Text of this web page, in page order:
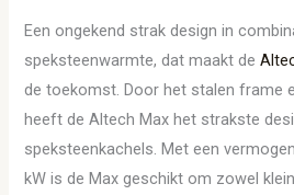
Een ongekend strak design in
speksteenwarmte, dat maakt de
de toekomst. Door het stalen frame
heeft de Altech Max het strakste
speksteenkachels. Met een
kW is de Max geschikt om zowel